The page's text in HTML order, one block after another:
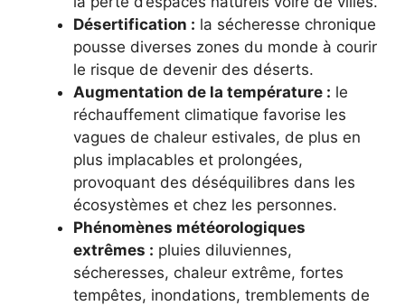
Désertification : la sécheresse chronique
pousse diverses zones du monde à courir
le risque de devenir des déserts.
Augmentation de la température : le
réchauffement climatique favorise les
vagues de chaleur estivales, de plus en
plus implacables et prolongées,
provoquant des déséquilibres dans les
écosystèmes et chez les personnes.
Phénomènes météorologiques
extrêmes : pluies diluviennes,
sécheresses, chaleur extrême, fortes
tempêtes, inondations, tremblements de